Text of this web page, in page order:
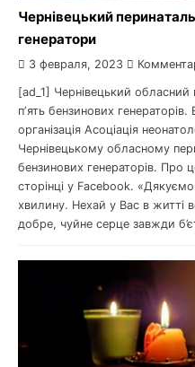
Чернівецький
генератори
3 февраля, 2023
[ad_1] Чернівецький
пʼять бензинових
організація Асоціація
Чернівецькому обласному
бензинових генераторів. Про
сторінці у Facebook.
хвилину. Нехай у Вас в житті
добре, чуйне серце завжди